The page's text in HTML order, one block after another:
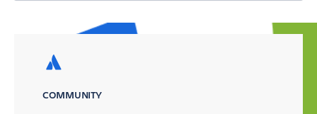
COMMUNITY